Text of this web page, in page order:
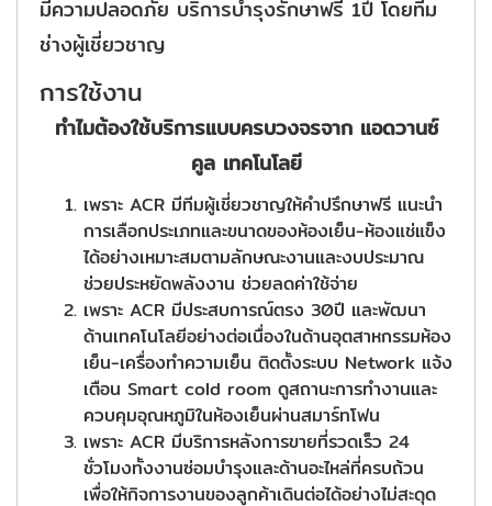
มีความปลอดภัย บริการบำรุงรักษาฟรี 1ปี โดยทีม
ช่างผู้เชี่ยวชาญ
การใช้งาน
ทำไมต้องใช้บริการแบบครบวงจรจาก แอดวานซ์
คูล เทคโนโลยี
เพราะ ACR มีทีมผู้เชี่ยวชาญให้คำปรึกษาฟรี แนะนำ
การเลือกประเภทและขนาดของห้องเย็น-ห้องแช่แข็ง
ได้อย่างเหมาะสมตามลักษณะงานและงบประมาณ
ช่วยประหยัดพลังงาน ช่วยลดค่าใช้จ่าย
เพราะ ACR มีประสบการณ์ตรง 30ปี และพัฒนา
ด้านเทคโนโลยีอย่างต่อเนื่องในด้านอุตสาหกรรมห้อง
เย็น-เครื่องทำความเย็น ติดตั้งระบบ Network แจ้ง
เตือน Smart cold room ดูสถานะการทำงานและ
ควบคุมอุณหภูมิในห้องเย็นผ่านสมาร์ทโฟน
เพราะ ACR มีบริการหลังการขายที่รวดเร็ว 24
ชั่วโมงทั้งงานซ่อมบำรุงและด้านอะไหล่ที่ครบถ้วน
เพื่อให้กิจการงานของลูกค้าเดินต่อได้อย่างไม่สะดุด